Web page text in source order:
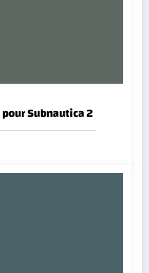
Subnautica 2